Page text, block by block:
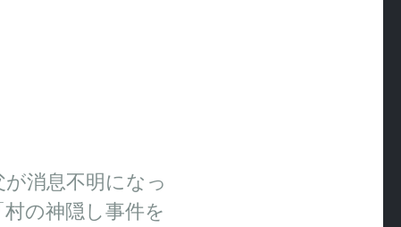
消息不明になっ
の神隠し事件を